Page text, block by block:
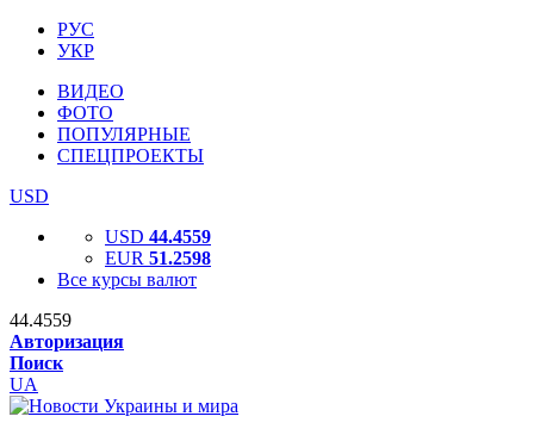
РУС
УКР
ВИДЕО
ФОТО
ПОПУЛЯРНЫЕ
СПЕЦПРОЕКТЫ
USD
USD 44.4559
EUR 51.2598
Все курсы валют
44.4559
Авторизация
Поиск
UA